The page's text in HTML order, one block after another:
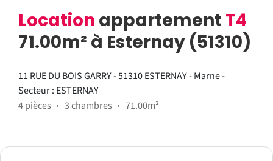
Location appartement T4
71.00m² à Esternay (51310)
11 RUE DU BOIS GARRY - 51310 ESTERNAY - Marne -
Secteur : ESTERNAY
4 pièces
3 chambres 71.00m²